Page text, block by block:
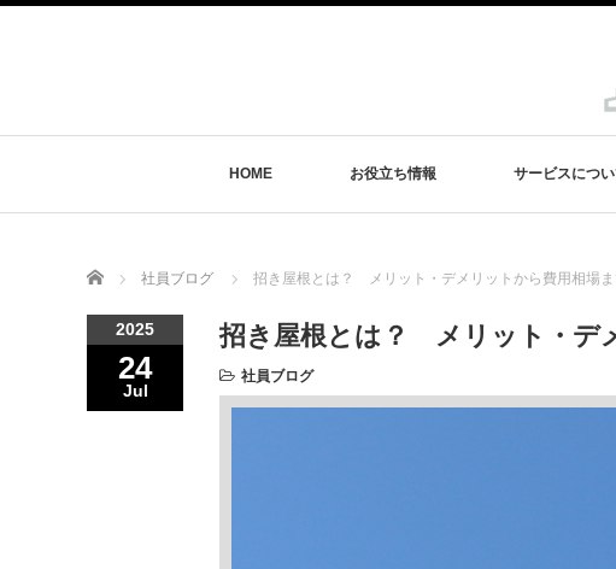
HOME お役立ち情報 サービスにつ
Home 社員ブログ 招き屋根とは？ メリット・デメリットから費用相場
2025
24
Jul
招き屋根とは？ メリット・デ
社員ブログ